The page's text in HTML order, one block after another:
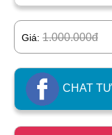
Giá: 1.000.000đ
CHAT